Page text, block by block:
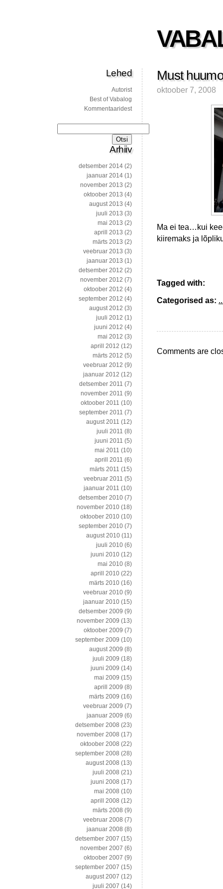
Must
oktoober 7, 2008
Ma ei tea…kui
kiiremaks ja
Tagged with:
Categorised as:
Comments are
Lehed
Autorist
Best of Vabalog
Kommentaaridest
Arhiiv
detsember 2014 (2)
jaanuar 2014 (1)
november 2013 (2)
oktoober 2013 (4)
august 2013 (4)
juuli 2013 (3)
mai 2013 (2)
aprill 2013 (2)
märts 2013 (2)
veebruar 2013 (3)
jaanuar 2013 (1)
detsember 2012 (2)
november 2012 (7)
oktoober 2012 (4)
september 2012 (4)
august 2012 (3)
juuli 2012 (1)
juuni 2012 (4)
mai 2012 (3)
aprill 2012 (12)
märts 2012 (5)
veebruar 2012 (9)
jaanuar 2012 (12)
detsember 2011 (7)
november 2011 (9)
oktoober 2011 (10)
september 2011 (7)
august 2011 (12)
juuli 2011 (8)
juuni 2011 (5)
mai 2011 (10)
aprill 2011 (6)
märts 2011 (15)
veebruar 2011 (5)
jaanuar 2011 (10)
detsember 2010 (7)
november 2010 (18)
oktoober 2010 (10)
september 2010 (7)
august 2010 (11)
juuli 2010 (6)
juuni 2010 (12)
mai 2010 (8)
aprill 2010 (22)
märts 2010 (16)
veebruar 2010 (9)
jaanuar 2010 (15)
detsember 2009 (9)
november 2009 (13)
oktoober 2009 (7)
september 2009 (10)
august 2009 (8)
juuli 2009 (18)
juuni 2009 (14)
mai 2009 (15)
aprill 2009 (8)
märts 2009 (16)
veebruar 2009 (7)
jaanuar 2009 (6)
detsember 2008 (23)
november 2008 (17)
oktoober 2008 (22)
september 2008 (28)
august 2008 (13)
juuli 2008 (21)
juuni 2008 (17)
mai 2008 (10)
aprill 2008 (12)
märts 2008 (9)
veebruar 2008 (7)
jaanuar 2008 (8)
detsember 2007 (15)
november 2007 (6)
oktoober 2007 (9)
september 2007 (15)
august 2007 (12)
juuli 2007 (14)